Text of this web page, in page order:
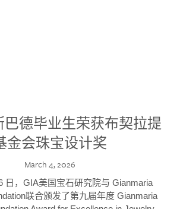
巴德毕业生荣获布契拉提
金会珠宝设计奖
March 4, 2026
日，GIA美国宝石研究院与 Gianmaria
联合颁发了第九届年度 Gianmaria